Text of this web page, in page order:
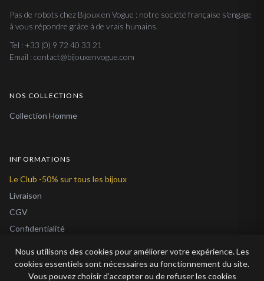
Pas de robots chez Bijoux en Vogue : notre société française s'engage
à vous répondre grâce à de vrais humains.
Tel : +33 (0) 9 72 40 33 21
Email : contact@bijouxenvogue.com
NOS COLLECTIONS
Collection Homme
INFORMATIONS
Le Club -50% sur tous les bijoux
Livraison
CGV
Confidentialité
À Propos
Nous utilisons des cookies pour améliorer votre expérience. Les
cookies essentiels sont nécessaires au fonctionnement du site.
Vous pouvez choisir d’accepter ou de refuser les cookies